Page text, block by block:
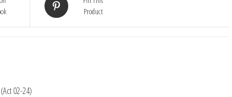
Product
02-24)